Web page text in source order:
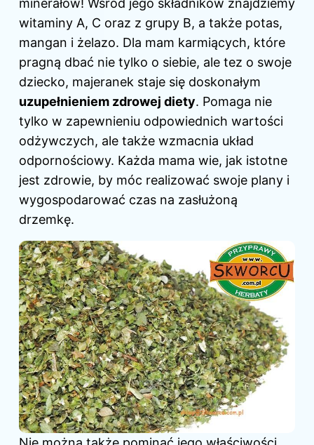
minerałów! Wśród jego składników znajdziemy
witaminy A, C oraz z grupy B, a także potas,
mangan i żelazo. Dla mam karmiących, które
pragną dbać nie tylko o siebie, ale tez o swoje
dziecko, majeranek staje się doskonałym
uzupełnieniem zdrowej diety. Pomaga nie
tylko w zapewnieniu odpowiednich wartości
odżywczych, ale także wzmacnia układ
odpornościowy. Każda mama wie, jak istotne
jest zdrowie, by móc realizować swoje plany i
wygospodarować czas na zasłużoną
drzemkę.